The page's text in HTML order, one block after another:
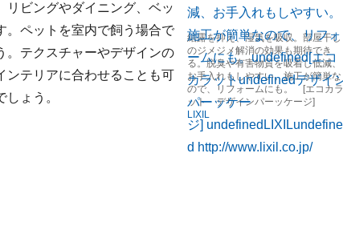
結露を抑え、湿気を吸収。部屋干し
のジメジメ解消の効果も期待でき
る。脱臭や有害物質を吸着し低減、
お手入れもしやすい。施工が簡単な
ので、リフォームにも。 [エコカラ
ット デザインパーッケージ]
LIXIL
リビングやダイニング、ベッ
。ペットを室内で飼う場合で
。テクスチャーやデザインの
ンテリアに合わせることも可
ょう。